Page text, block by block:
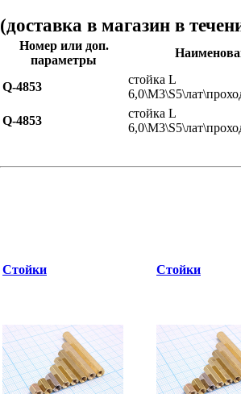
(доставка в магазин в
Номер или доп.
параметры
Q-4853
стойка L
Q-4853
стойка L
Стойки Стойки